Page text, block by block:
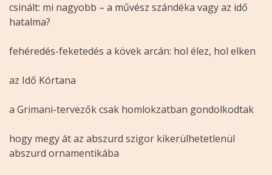
csinált: mi nagyobb – a művész szándéka vagy az idő
hatalma?
fehéredés-feketedés a kövek arcán: hol élez, hol elken
az Idő Kórtana
a Grimani-tervezők csak homlokzatban gondolkodtak
hogy megy át az abszurd szigor kikerülhetetlenül
abszurd ornamentikába